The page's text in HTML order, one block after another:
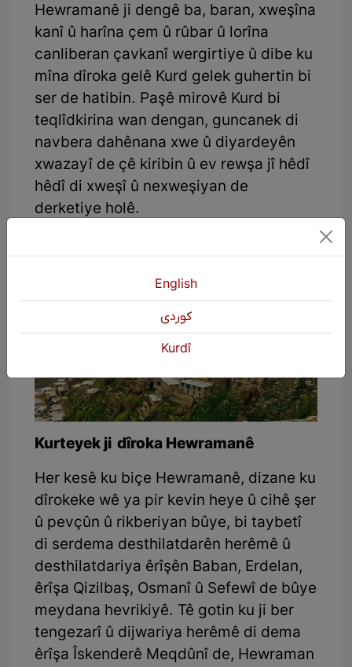
Hewramanê ji dengê ba, baran, xweşîna
kanî û harîna çem û rûbar û lorîna
canliberan çavkanî wergirtiye û dibe ku
mîna dîroka gelê Kurd gelek guhertin bi
ser de hatibin. Paşê mirovê Kurd bi
teqlîdkirina wan dengan, guncanek di
navbera dahênana xwe û diyardeyên
xwazayî de çê kiribin û ev rewşa jî hêdî
hêdî di xweşî û nexweşiyan de
derketiye holê.
Kurteyek ji dîroka Hewramanê
Her kesê ku biçe Hewramanê, dizane ku
dîrokeke wê ya pir kevin heye û cihê şer
û pevçûn û rikberiyan bûye, bi taybetî
di serdema desthilatdarên herêmê û
desthilatdariya êrîşên Baban, Erdelan,
êrîşa Qizilbaş, Osmanî û Sefewî de bûye
meydana hevrikiyê. Tê gotin ku ji ber
tengezarî û dijwariya herêmê di dema
êrîşa Îskenderê Meqdûnî de, Hewraman
English
كوردی
Kurdî